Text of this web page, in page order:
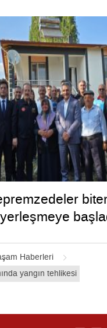
Haberleri
yangın tehlikesi